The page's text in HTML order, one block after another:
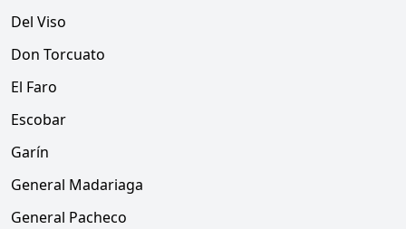
Del Viso
Don Torcuato
El Faro
Escobar
Garín
General Madariaga
General Pacheco